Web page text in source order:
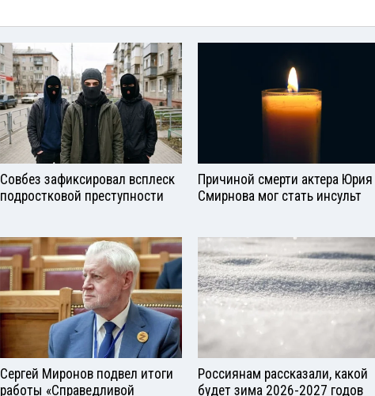
Совбез зафиксировал всплеск
подростковой преступности
Причиной смерти актера Юрия
Смирнова мог стать инсульт
Сергей Миронов подвел итоги
работы «Справедливой
Россиянам рассказали, какой
будет зима 2026-2027 годов